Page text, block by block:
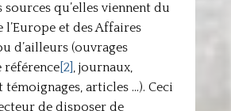
sources qu’elles viennent du
l’Europe et des Affaires
d’ailleurs (ouvrages
référence[2], journaux,
témoignages, articles …). Ceci
de disposer de